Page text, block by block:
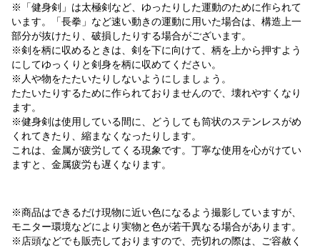
※「健身剣」は太極剣など、ゆったりした運動のために作られて
います。「長拳」など速い動きの運動に用いた場合は、構造上一
部分が抜けたり、破損したりする場合がございます。
※剣を柄に収めるときは、剣を下に向けて、柄を上から押すよう
にしてゆっくりと剣身を柄に収めてください。
※人や物をたたいたりしないようにしましょう。
たたいたりするために作られておりませんので、壊れやすくなり
ます。
※健身剣は使用している間に、どうしても筒状のステンレスがめ
くれてきたり、縮まなくなったりします。
これは、金属が疲労してくる現象です。丁寧な使用を心がけてい
ますと、金属疲労も遅くなります。
※商品はできるだけ現物に近い色になるよう撮影していますが、
モニター環境などにより実物と色が若干異なる場合があります。
※店頭などでも販売しておりますので、売切れの際は、ご容赦く